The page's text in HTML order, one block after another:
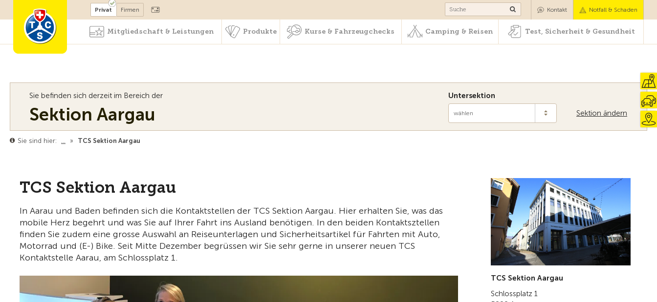
Mitglied werden Camping & Reisen Test, Sicherheit & Gesundheit
Privat Firmen Kontakt Notfall & Schaden
Mitgliedschaft & Leistungen Produkte Kurse & Fahrzeugchecks Camping & Reisen Test, Sicherheit & Gesundheit
Sie befinden sich derzeit im Bereich der
Sektion Aargau Sektion ändern
Untersektion
wählen
Sie sind hier: … » TCS Sektion Aargau
TCS Sektion Aargau
In Aarau und Baden befinden sich die Kontaktstellen der TCS Sektion Aargau. Hier erhalten Sie, was das
mobile Herz begehrt und was Sie auf Ihrer Fahrt ins Ausland benötigen. In den beiden Kontaktsztellen
finden Sie zudem eine grosse Auswahl an Reiseunterlagen und Sicherheitsartikel für Fahrten mit Auto,
Motorrad und (E-) Bike. Seit Mitte Dezember begrüssen wir Sie sehr gerne in unserer neuen TCS
Kontaktstelle Aarau, am Schlossplatz 1.
TCS Sektion Aargau
Schlossplatz 1